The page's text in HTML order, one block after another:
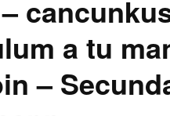
a tu
–